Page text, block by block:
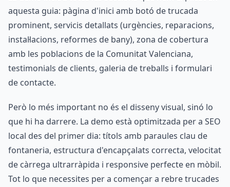
aquesta guia: pàgina d'inici amb botó de trucada
prominent, servicis detallats (urgències, reparacions,
instal·lacions, reformes de bany), zona de cobertura
amb les poblacions de la Comunitat Valenciana,
testimonials de clients, galeria de treballs i formulari
de contacte.
Però lo més important no és el disseny visual, sinó lo
que hi ha darrere. La demo està optimitzada per a SEO
local des del primer dia: títols amb paraules clau de
fontaneria, estructura d'encapçalats correcta, velocitat
de càrrega ultrarràpida i responsive perfecte en mòbil.
Tot lo que necessites per a començar a rebre trucades